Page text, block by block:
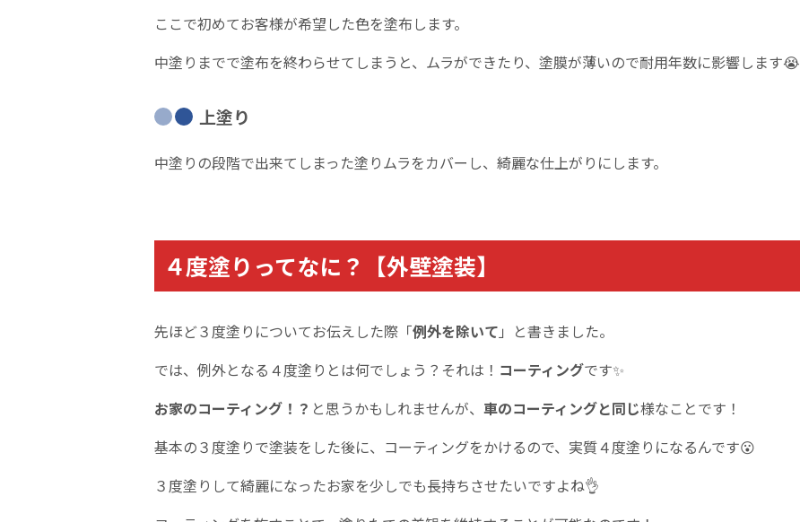
ここで初めてお客様が希望した色を塗布します。
中塗りまでで塗布を終わらせてしまうと、ムラができたり、塗膜が薄いので耐用年数に影響します😭
上塗り
中塗りの段階で出来てしまった塗りムラをカバーし、綺麗な仕上がりにします。
４度塗りってなに？【外壁塗装】
先ほど３度塗りについてお伝えした際「例外を除いて 」と書きました。
では、例外となる４度塗りとは何でしょう？それは！ コーティングです✨
お家のコーティング！？ と思うかもしれませんが、 車のコーティングと同じ様なことです！
基本の３度塗りで塗装をした後に、コーティングをかけるので、実質４度塗りになるんです😮
３度塗りして綺麗になったお家を少しでも長持ちさせたいですよね👌